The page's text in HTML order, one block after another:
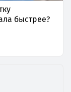
быстрее?